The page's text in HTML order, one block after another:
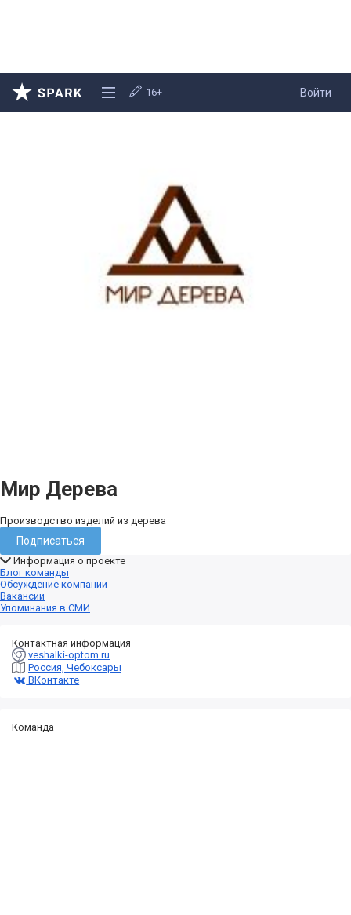
Войти
16+
Мир Дерева
Производство изделий из дерева
Подписаться
Информация о проекте
Блог команды
Обсуждение компании
Вакансии
Упоминания в СМИ
Контактная информация
veshalki-optom.ru
Россия, Чебоксары
ВКонтакте
Команда